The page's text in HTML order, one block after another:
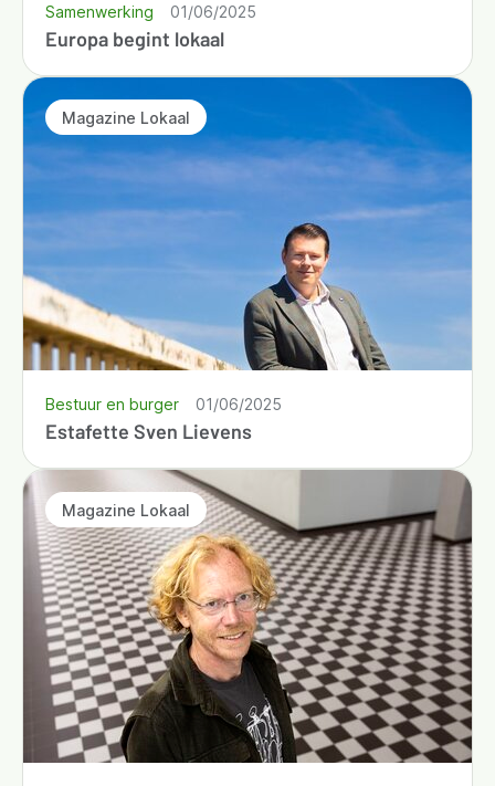
Europa begint lokaal
Samenwerking 01/06/2025
Magazine Lokaal
Estafette Sven Lievens
Bestuur en burger 01/06/2025
Magazine Lokaal